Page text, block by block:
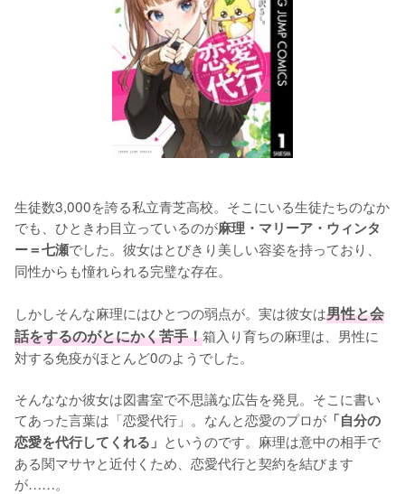
生徒数3,000を誇る私立青芝高校。そこにいる生徒たちのなか
でも、ひときわ目立っているのが麻理・マリーア・ウィンタ
ー＝七瀬でした。彼女はとびきり美しい容姿を持っており、
同性からも憧れられる完璧な存在。
しかしそんな麻理にはひとつの弱点が。実は彼女は男性と会
話をするのがとにかく苦手！箱入り育ちの麻理は、男性に
対する免疫がほとんど0のようでした。
そんななか彼女は図書室で不思議な広告を発見。そこに書い
てあった言葉は「恋愛代行」。なんと恋愛のプロが 「自分の
恋愛を代行してくれる」 というのです。麻理は意中の相手で
ある関マサヤと近付くため、恋愛代行と契約を結びます
が……。